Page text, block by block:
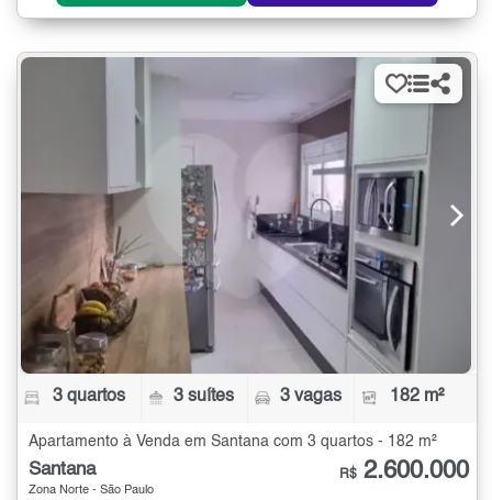
3 quartos 3 suítes 3 vagas 182 m²
Apartamento à Venda em Santana com 3 quartos - 182 m²
Santana
Zona Norte - São Paulo
R$ 2.600.000